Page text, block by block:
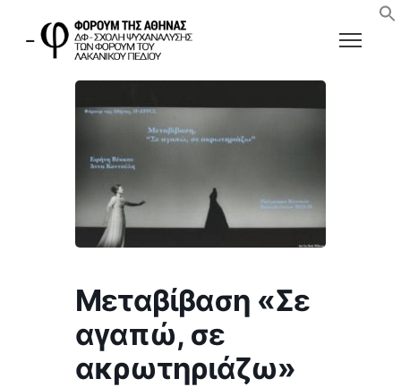
Μεταβίβαση «Σε
αγαπώ, σε
ακρωτηριάζω»